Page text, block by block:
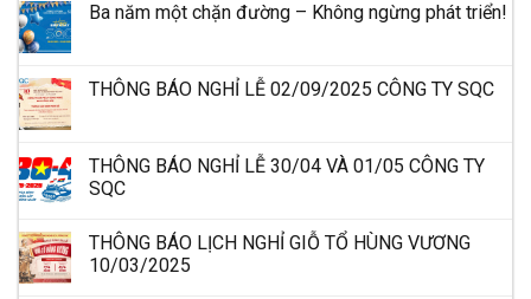
Ba năm một chặn đường – Không ngừng phát triển!
THÔNG BÁO NGHỈ LỄ 02/09/2025 CÔNG TY SQC
THÔNG BÁO NGHỈ LỄ 30/04 VÀ 01/05 CÔNG TY
SQC
THÔNG BÁO LỊCH NGHỈ GIỖ TỔ HÙNG VƯƠNG
10/03/2025